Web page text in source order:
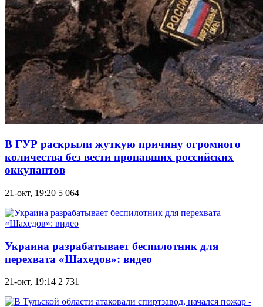
В ГУР раскрыли жуткую причину огромного
количества без вести пропавших российских
оккупантов
21-окт, 19:20 5 064
Украина разрабатывает беспилотник для
перехвата «Шахедов»: видео
21-окт, 19:14 2 731